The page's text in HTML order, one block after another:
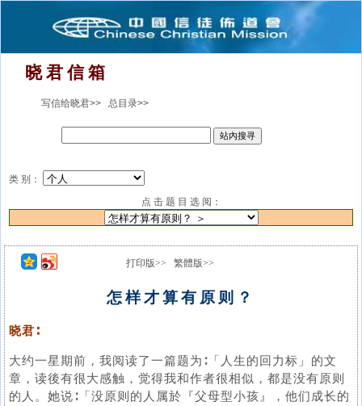
晓 君 信 箱
写信给晓君>> 总目录>>
类 别：
点 击 题 目 选 阅：
打印版>> 繁體版>>
怎样才算有原则？
晓君∶
大约一星期前，我阅读了一篇题为∶「人生的回力标」的文
章，读後有很大感触，觉得我和作者很相似，都是没有原则
的人。她说∶「没原则的人属於『父母型小孩』，他们成长的